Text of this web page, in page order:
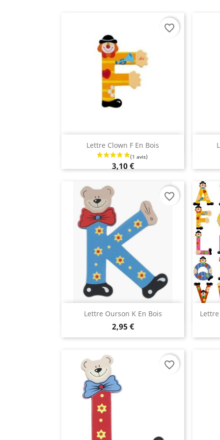
Lettre Clown F En Bois
3,10 €
Aperçu rapide
favorite_border
Lettre Ourson K En Bois
2,95 €
Aperçu rapide
favorite_border
favorite_border